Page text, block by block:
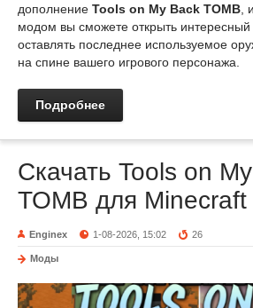
дополнение Tools on My Back TOMB
модом вы сможете открыть интересный
оставлять последнее используемое
на спине вашего игрового персонажа.
Подробнее
Скачать Tools on
TOMB для
Enginex 1-08-2026, 15:02 26
Моды